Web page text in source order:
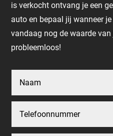
is verkocht ontvang je een
auto en bepaal jij wanneer
vandaag nog de waarde
probleemloos!